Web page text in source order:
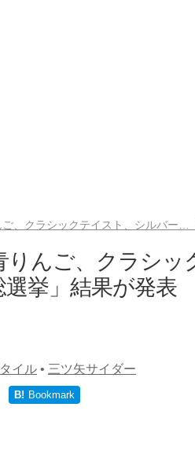
ご、クラシックテイスト、シルバー
りんご、クラシ
挙」結果が発表
イル • 三ツ矢サイダー
B! Bookmark